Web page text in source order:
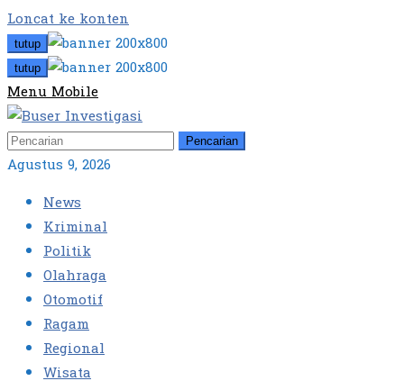
Loncat ke konten
tutup
tutup
Menu Mobile
Pencarian
Agustus 9, 2026
News
Kriminal
Politik
Olahraga
Otomotif
Ragam
Regional
Wisata